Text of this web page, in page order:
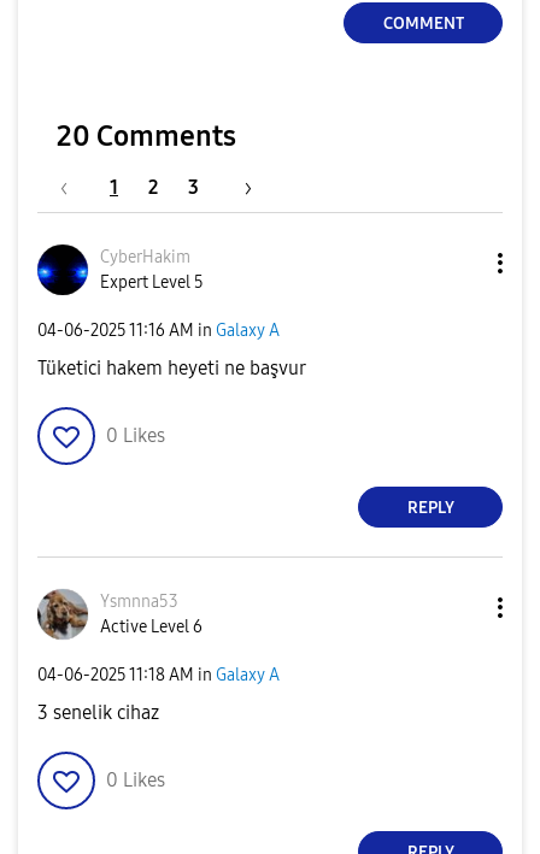
COMMENT
20 Comments
1 2 3
CyberHakim
Expert Level 5
‎04-06-202511:16 AM in Galaxy A
Tüketici hakem heyeti ne başvur
0 Likes
REPLY
Ysmnna53
Active Level 6
‎04-06-202511:18 AM in Galaxy A
3 senelik cihaz
0 Likes